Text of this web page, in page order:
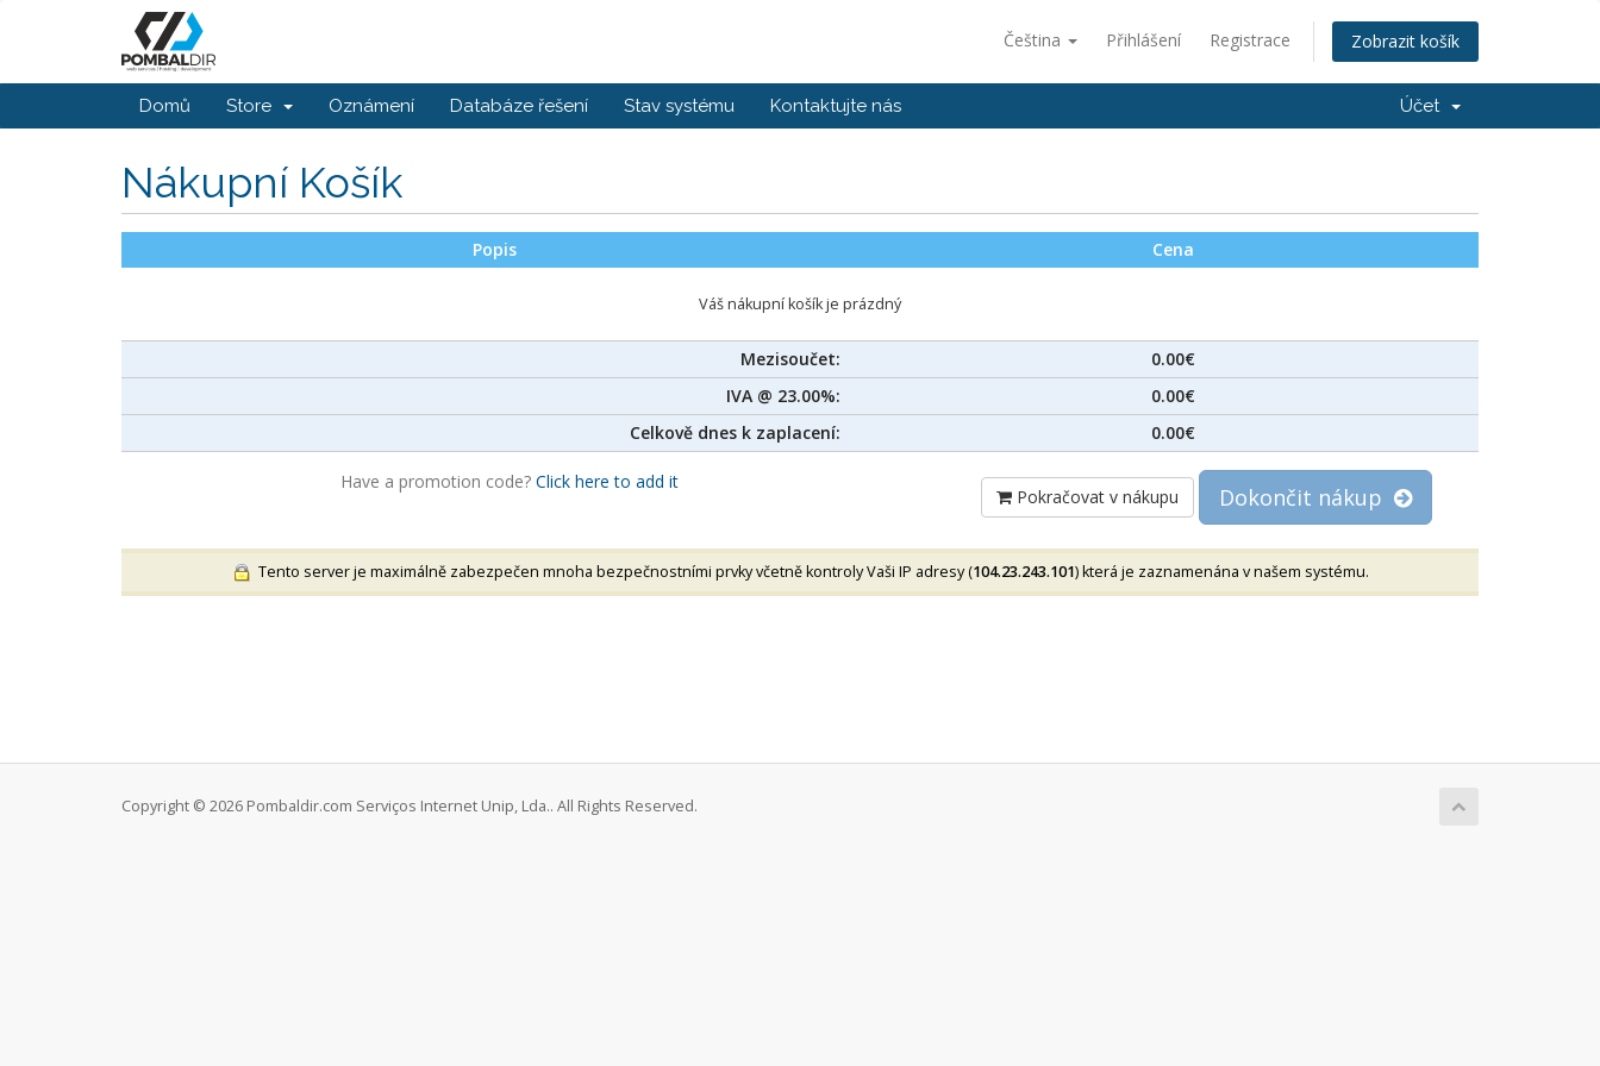
Čeština Přihlášení Registrace Zobrazit košík
Domů Store Oznámení Databáze řešení Stav systému Kontaktujte nás Účet
Nákupní Košík
Popis Cena
Váš nákupní košík je prázdný
Mezisoučet:
0.00€
IVA @ 23.00%:
0.00€
Celkově dnes k zaplacení:
0.00€
Have a promotion code?Click here to add it
Pokračovat v nákupu Dokončit nákup
Tento server je maximálně zabezpečen mnoha bezpečnostními prvky včetně kontroly Vaši IP adresy (104.23.243.101) která je zaznamenána v našem systému.
Copyright © 2026 Pombaldir.com Serviços Internet Unip, Lda.. All Rights Reserved.